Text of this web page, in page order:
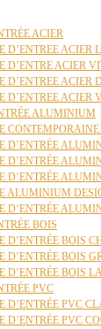
ACIER
D’ENTREE ACIER
D’ENTRE ACIER
D’ENTREE ACIER
D’ENTREE ACIER
ALUMINIUM
D’ENTRÉE
D’ENTRÉE
D’ENTRÉE
ALUMINIUM
D’ENTRÉE
BOIS
D’ENTRÉE BOIS
D’ENTRÉE BOIS
D’ENTRÉE BOIS
PVC
D’ENTRÉE PVC
D’ENTRÉE PVC